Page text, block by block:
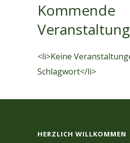
Kommende
<li>Keine
Schlagwort</li>
HERZLICH WILLKOMMEN